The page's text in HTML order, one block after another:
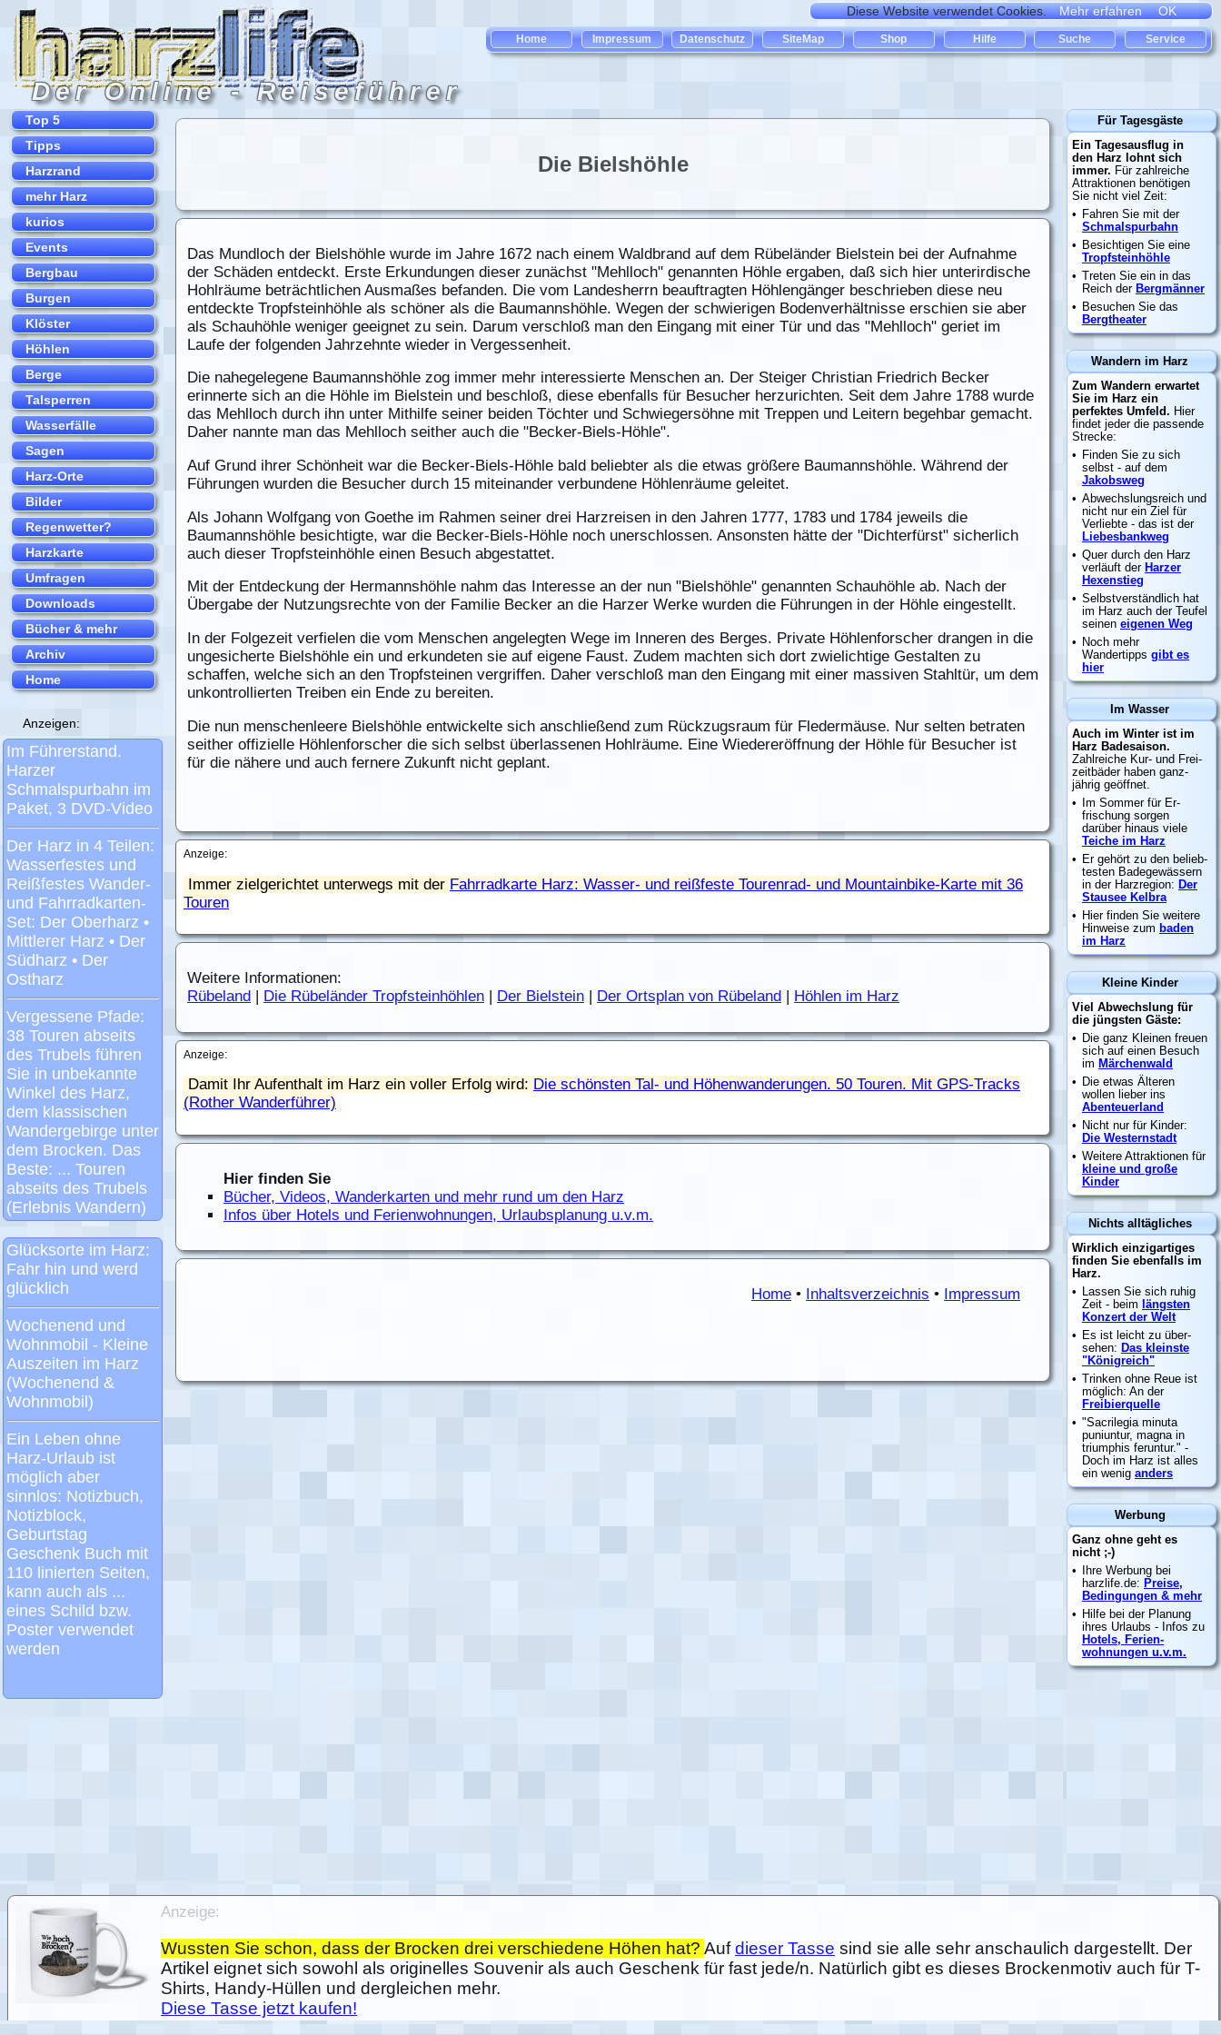
Die Bielshöhle
Das Mundloch der Bielshöhle wurde im Jahre 1672 nach einem Waldbrand auf dem Rübeländer Bielstein bei der Aufnahme
der Schäden entdeckt. Erste Erkundungen dieser zunächst "Mehlloch" genannten Höhle ergaben, daß sich hier unterirdische
Hohlräume beträchtlichen Ausmaßes befanden. Die vom Landesherrn beauftragten Höhlengänger beschrieben diese neu
entdeckte Tropfsteinhöhle als schöner als die Baumannshöhle. Wegen der schwierigen Bodenverhältnisse erschien sie aber
als Schauhöhle weniger geeignet zu sein. Darum verschloß man den Eingang mit einer Tür und das "Mehlloch" geriet im
Laufe der folgenden Jahrzehnte wieder in Vergessenheit.
Die nahegelegene Baumannshöhle zog immer mehr interessierte Menschen an. Der Steiger Christian Friedrich Becker
erinnerte sich an die Höhle im Bielstein und beschloß, diese ebenfalls für Besucher herzurichten. Seit dem Jahre 1788 wurde
das Mehlloch durch ihn unter Mithilfe seiner beiden Töchter und Schwiegersöhne mit Treppen und Leitern begehbar gemacht.
Daher nannte man das Mehlloch seither auch die "Becker-Biels-Höhle".
Auf Grund ihrer Schönheit war die Becker-Biels-Höhle bald beliebter als die etwas größere Baumannshöhle. Während der
Führungen wurden die Besucher durch 15 miteinander verbundene Höhlenräume geleitet.
Als Johann Wolfgang von Goethe im Rahmen seiner drei Harzreisen in den Jahren 1777, 1783 und 1784 jeweils die
Baumannshöhle besichtigte, war die Becker-Biels-Höhle noch unerschlossen. Ansonsten hätte der "Dichterfürst" sicherlich
auch dieser Tropfsteinhöhle einen Besuch abgestattet.
Mit der Entdeckung der Hermannshöhle nahm das Interesse an der nun "Bielshöhle" genannten Schauhöhle ab. Nach der
Übergabe der Nutzungsrechte von der Familie Becker an die Harzer Werke wurden die Führungen in der Höhle eingestellt.
In der Folgezeit verfielen die vom Menschen angelegten Wege im Inneren des Berges. Private Höhlenforscher drangen in die
ungesicherte Bielshöhle ein und erkundeten sie auf eigene Faust. Zudem machten sich dort zwielichtige Gestalten zu
schaffen, welche sich an den Tropfsteinen vergriffen. Daher verschloß man den Eingang mit einer massiven Stahltür, um dem
unkontrollierten Treiben ein Ende zu bereiten.
Die nun menschenleere Bielshöhle entwickelte sich anschließend zum Rückzugsraum für Fledermäuse. Nur selten betraten
seither offizielle Höhlenforscher die sich selbst überlassenen Hohlräume. Eine Wiedereröffnung der Höhle für Besucher ist
für die nähere und auch fernere Zukunft nicht geplant.
Anzeige:
Immer zielgerichtet unterwegs mit der Fahrradkarte Harz: Wasser- und reißfeste Tourenrad- und Mountainbike-Karte mit 36
Touren
Weitere Informationen:
Rübeland | Die Rübeländer Tropfsteinhöhlen | Der Bielstein | Der Ortsplan von Rübeland | Höhlen im Harz
Anzeige:
Damit Ihr Aufenthalt im Harz ein voller Erfolg wird: Die schönsten Tal- und Höhenwanderungen. 50 Touren. Mit GPS-Tracks
(Rother Wanderführer)
Hier finden Sie
Bücher, Videos, Wanderkarten und mehr rund um den Harz
Infos über Hotels und Ferienwohnungen, Urlaubsplanung u.v.m.
Home • Inhaltsverzeichnis • Impressum